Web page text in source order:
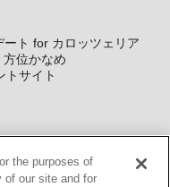
ート for カロッツェリア
方位かなめ
トサイト
サイト・システム向け地
MapFan DB 住所確認
the purposes of
of our site and for